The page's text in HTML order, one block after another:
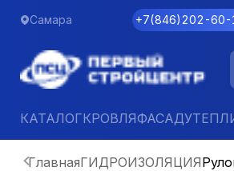
Самара +7(846)202-60-
КАТАЛОГКРОВЛЯФАСАД
ГлавнаяГИДРОИЗОЛЯЦИЯ